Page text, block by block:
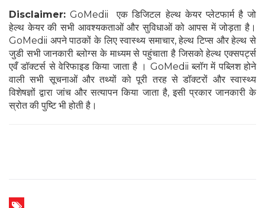
Disclaimer: GoMedii एक डिजिटल हेल्थ केयर प्लेटफार्म है जो
हेल्थ केयर की सभी आवश्यकताओं और सुविधाओं को आपस में जोड़ता है।
GoMedii अपने पाठकों के लिए स्वास्थ्य समाचार, हेल्थ टिप्स और हेल्थ से
जुडी सभी जानकारी ब्लोग्स के माध्यम से पहुंचाता है जिसको हेल्थ एक्सपर्ट्स
एवँ डॉक्टर्स से वेरिफाइड किया जाता है । GoMedii ब्लॉग में पब्लिश होने
वाली सभी सूचनाओं और तथ्यों को पूरी तरह से डॉक्टरों और स्वास्थ्य
विशेषज्ञों द्वारा जांच और सत्यापन किया जाता है, इसी प्रकार जानकारी के
स्रोत की पुष्टि भी होती है।